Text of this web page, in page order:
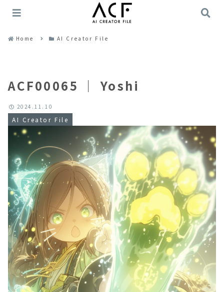
Home AI Creator File
ACF00065 ｜ Yoshi
AI Creator File
2024.11.10